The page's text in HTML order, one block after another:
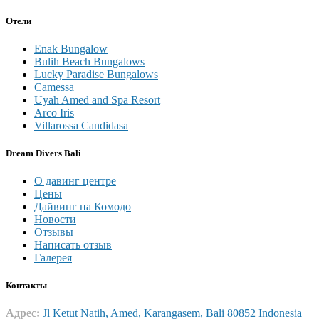
Отели
Enak Bungalow
Bulih Beach Bungalows
Lucky Paradise Bungalows
Camessa
Uyah Amed and Spa Resort
Arco Iris
Villarossa Candidasa
Dream Divers Bali
О давинг центре
Цены
Дайвинг на Комодо
Новости
Отзывы
Написать отзыв
Галерея
Контакты
Адрес: Jl Ketut Natih, Amed, Karangasem, Bali 80852 Indonesia